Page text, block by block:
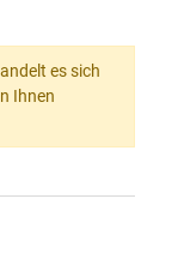
es sich
Ihnen